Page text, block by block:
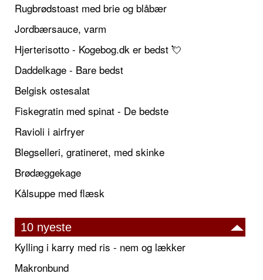
Rugbrødstoast med brie og blåbær
Jordbærsauce, varm
Hjerterisotto - Kogebog.dk er bedst 💘
Daddelkage - Bare bedst
Belgisk ostesalat
Fiskegratin med spinat - De bedste
Ravioli i airfryer
Blegselleri, gratineret, med skinke
Brødæggekage
Kålsuppe med flæsk
10 nyeste
Kylling i karry med ris - nem og lækker
Makronbund